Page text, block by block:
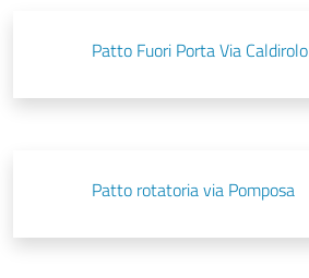
Patto Fuori Porta Via Caldirolo
Patto rotatoria via Pomposa